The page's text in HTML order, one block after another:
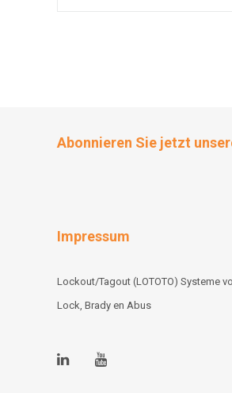
Abonnieren Sie jetzt
Impressum
Lockout/Tagout (LOTOTO) Systeme
Lock, Brady en Abus